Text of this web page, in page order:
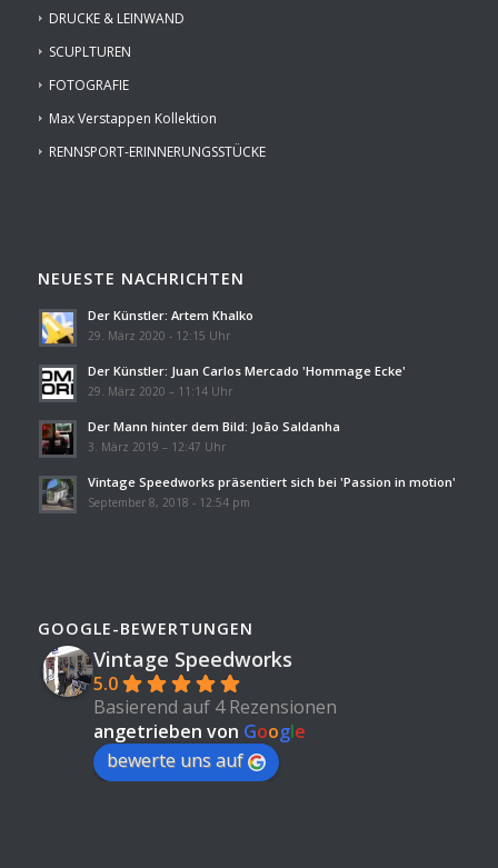
DRUCKE & LEINWAND
SCUPLTUREN
FOTOGRAFIE
Max Verstappen Kollektion
RENNSPORT-ERINNERUNGSSTÜCKE
NEUESTE NACHRICHTEN
Der Künstler: Artem Khalko
29. März 2020 - 12:15 Uhr
Der Künstler: Juan Carlos Mercado 'Hommage Ecke'
29. März 2020 – 11:14 Uhr
Der Mann hinter dem Bild: João Saldanha
3. März 2019 – 12:47 Uhr
Vintage Speedworks präsentiert sich bei 'Passion in motion'
September 8, 2018 - 12:54 pm
GOOGLE-BEWERTUNGEN
Vintage Speedworks
5.0
Basierend auf 4 Rezensionen
angetrieben von Google
bewerte uns auf